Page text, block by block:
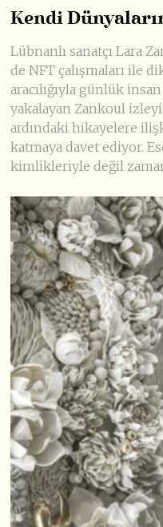
Kendi
Lübnanlı sanatçı Lara
de NFT çalışmaları ile
aracılığıyla günlük
yakalayan Zankoul
ardındaki hikayelere
katmaya davet ediyor.
kimlikleriyle değil